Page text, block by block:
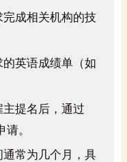
成相关机构的技
英语成绩单（如
主提名后，通过
。
常为几个月，具